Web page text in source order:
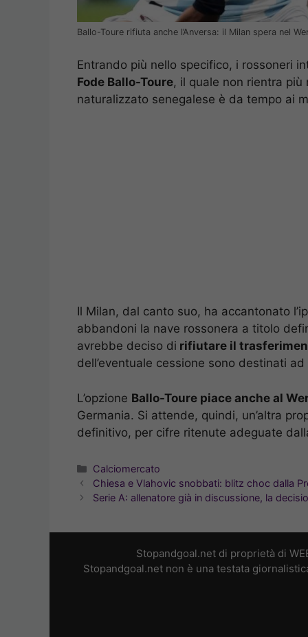
Ballo-Toure rifiuta anche l’Anversa: il Milan spera nel
Entrando più nello specifico, i rossoneri
Fode Ballo-Toure, il quale non rientra più
naturalizzato senegalese è da tempo ai
Il Milan, dal canto suo, ha accantonato
abbandoni la nave rossonera a titolo
avrebbe deciso di rifiutare il
dell’eventuale cessione sono destinati
L’opzione Ballo-Toure piace anche al
Germania. Si attende, quindi, un’altra
definitivo, per cifre ritenute adeguate
Categorie
Calciomercato
Chiesa e Vlahovic snobbati: blitz choc dalla
Serie A: allenatore già in discussione, la
Stopandgoal.net di proprietà di
Stopandgoal.net non è una testata